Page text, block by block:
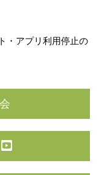
・アプリ利用停止の